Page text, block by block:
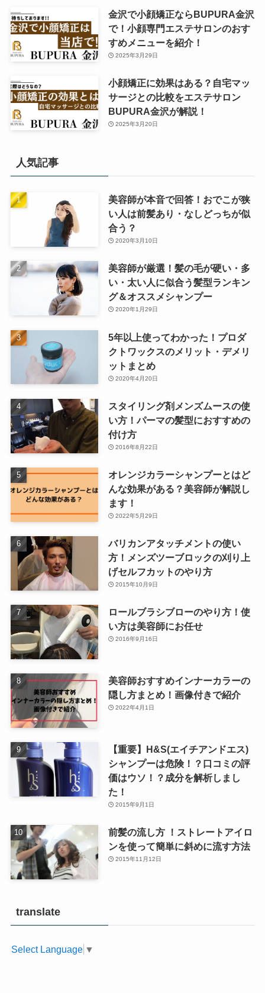
金沢で小顔矯正ならBUPURA金沢
で！小顔専門エステサロンのおす
すめメニューを紹介！
2025年3月29日
小顔矯正に効果はある？自宅マッ
サージとの比較をエステサロン
BUPURA金沢が解説！
2025年3月20日
人気記事
美容師が本音で回答！おでこが狭
い人は前髪あり・なしどっちが似
合う？
2020年3月10日
美容師が厳選！髪の毛が硬い・多
い・太い人に似合う髪型ランキン
グ＆オススメシャンプー
2020年1月29日
5年以上使ってわかった！プロダ
クトワックスのメリット・デメリ
ットまとめ
2020年4月20日
スタイリング剤メンズムースの使
い方！パーマの髪型におすすめの
付け方
2016年8月22日
オレンジカラーシャンプーとはど
んな効果がある？美容師が解説し
ます！
2022年5月29日
バリカンアタッチメントの使い
方！メンズツーブロックの刈り上
げセルフカットのやり方
2015年10月9日
ロールブラシブローのやり方！使
い方は美容師にお任せ
2016年9月16日
美容師おすすめインナーカラーの
隠し方まとめ！画像付きで紹介
2022年4月1日
【重要】H&S(エイチアンドエス)
シャンプーは危険！？口コミの評
価はウソ！？成分を解析しまし
た！
2015年9月1日
前髪の流し方 ！ストレートアイロ
ンを使って簡単に斜めに流す方法
2015年11月12日
translate
Select Language ▼